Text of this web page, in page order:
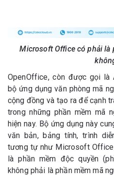
Microsoft Office có phải là
OpenOffice, còn được gọi là
bộ ứng dụng văn phòng mã
cộng đồng và tạo ra để cạnh
trong những phần mềm mã
hiện nay. Bộ ứng dụng này
văn bản, bảng tính, trình
tương tự như Microsoft
là phần mềm độc quyền
không phải là phần mềm mã